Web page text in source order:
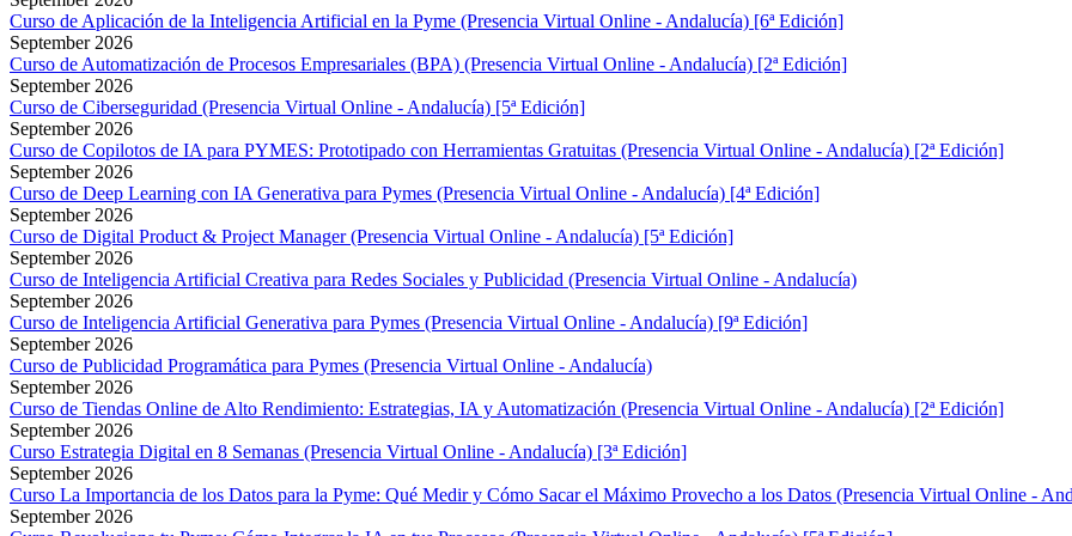
Curso de Aplicación de la Inteligencia Artificial en la Pyme (Presencia Virtual Online - Andalucía) [6ª Edición]
September 2026
Curso de Automatización de Procesos Empresariales (BPA) (Presencia Virtual Online - Andalucía) [2ª Edición]
September 2026
Curso de Ciberseguridad (Presencia Virtual Online - Andalucía) [5ª Edición]
September 2026
Curso de Copilotos de IA para PYMES: Prototipado con Herramientas Gratuitas (Presencia Virtual Online - Andalucía) [2ª Edición]
September 2026
Curso de Deep Learning con IA Generativa para Pymes (Presencia Virtual Online - Andalucía) [4ª Edición]
September 2026
Curso de Digital Product & Project Manager (Presencia Virtual Online - Andalucía) [5ª Edición]
September 2026
Curso de Inteligencia Artificial Creativa para Redes Sociales y Publicidad (Presencia Virtual Online - Andalucía)
September 2026
Curso de Inteligencia Artificial Generativa para Pymes (Presencia Virtual Online - Andalucía) [9ª Edición]
September 2026
Curso de Publicidad Programática para Pymes (Presencia Virtual Online - Andalucía)
September 2026
Curso de Tiendas Online de Alto Rendimiento: Estrategias, IA y Automatización (Presencia Virtual Online - Andalucía) [2ª Edición]
September 2026
Curso Estrategia Digital en 8 Semanas (Presencia Virtual Online - Andalucía) [3ª Edición]
September 2026
Curso La Importancia de los Datos para la Pyme: Qué Medir y Cómo Sacar el Máximo Provecho a los Datos (Presencia Virtual Online -
September 2026